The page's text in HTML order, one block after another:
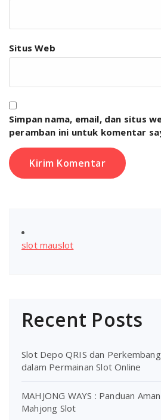
Situs Web
Simpan nama, email, dan situs
peramban ini untuk komentar
slot mauslot
Recent Posts
Slot Depo QRIS dan
dalam Permainan Slot Online
MAHJONG WAYS : Panduan
Mahjong Slot